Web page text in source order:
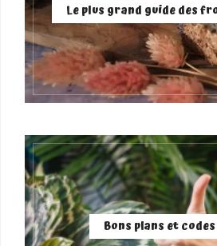
Le plus grand guide des
Bons plans et